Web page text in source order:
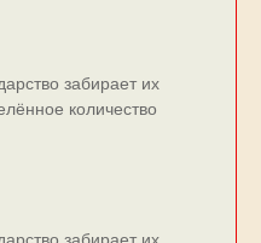
забирает их
количество